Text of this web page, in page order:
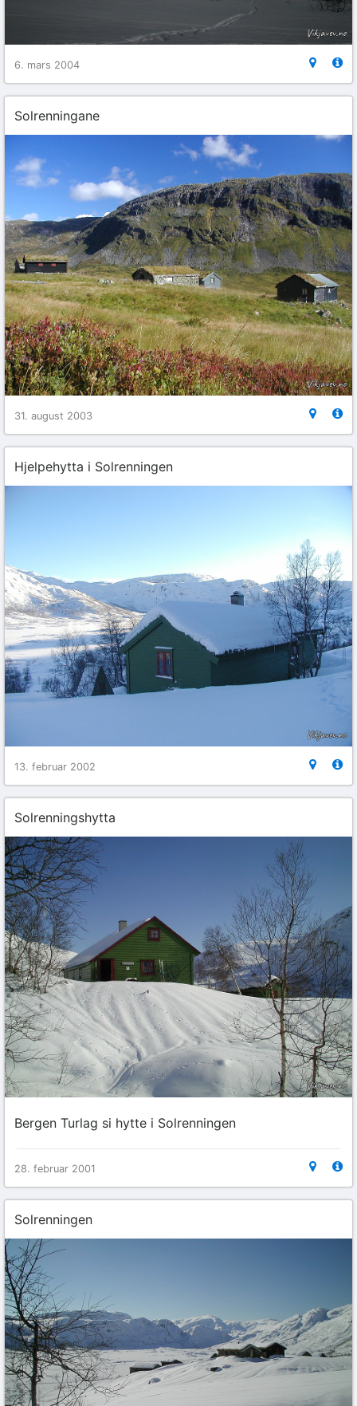
6. mars 2004
Solrenningane
31. august 2003
Hjelpehytta i Solrenningen
13. februar 2002
Solrenningshytta
Bergen Turlag si hytte i Solrenningen
28. februar 2001
Solrenningen